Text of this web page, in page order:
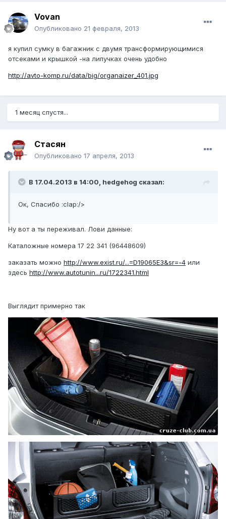
Vovan
Опубликовано 21 февраля, 2013
я купил сумку в багажник с двумя трансформирующимися
отсеками и крышкой -на липучках очень удобно
http://avto-komp.ru/data/big/organaizer_401.jpg
1 месяц спустя...
Стасян
Опубликовано 17 апреля, 2013
В 17.04.2013 в 14:00, hedgehog сказал:
Ок, Спасибо :clap:/>
Ну вот а ты переживал. Лови данные:
Каталожные номера 17 22 341 (96448609)
заказать можно http://www.exist.ru/...=D19065E3&sr=-4 или
здесь http://www.autotunin...ru/1722341.html
Выглядит примерно так